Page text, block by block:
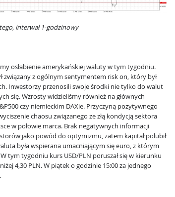
interwał 1-godzinowy
osłabienie amerykańskiej waluty w tym tygodniu.
związany z ogólnym sentymentem risk on, który był
Inwestorzy przenosili swoje środki nie tylko do walut
się. Wzrosty widzieliśmy również na głównych
czy niemieckim DAXie. Przyczyną pozytywnego
chaosu związanego ze złą kondycją sektora
w połowie marca. Brak negatywnych informacji
jako powód do optymizmu, zatem kapitał polubił
była wspierana umacniającym się euro, z którym
tym tygodniu kurs USD/PLN poruszał się w kierunku
4,30 PLN. W piątek o godzinie 15:00 za jednego